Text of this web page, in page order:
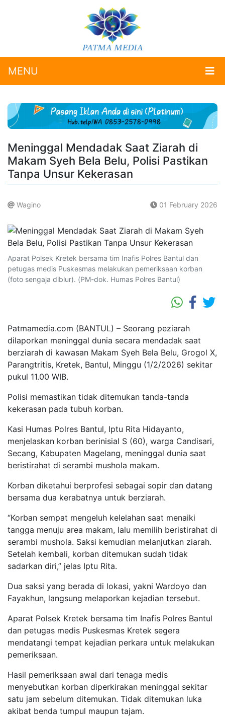
MENU
Meninggal Mendadak Saat Ziarah di
Makam Syeh Bela Belu, Polisi Pastikan
Tanpa Unsur Kekerasan
Wagino 01 February 2026
Aparat Polsek Kretek bersama tim Inafis Polres Bantul dan
petugas medis Puskesmas melakukan pemeriksaan korban
(foto sengaja diblur). (PM-dok. Humas Polres Bantul)
Patmamedia.com (BANTUL) – Seorang peziarah
dilaporkan meninggal dunia secara mendadak saat
berziarah di kawasan Makam Syeh Bela Belu, Grogol X,
Parangtritis, Kretek, Bantul, Minggu (1/2/2026) sekitar
pukul 11.00 WIB.
Polisi memastikan tidak ditemukan tanda-tanda
kekerasan pada tubuh korban.
Kasi Humas Polres Bantul, Iptu Rita Hidayanto,
menjelaskan korban berinisial S (60), warga Candisari,
Secang, Kabupaten Magelang, meninggal dunia saat
beristirahat di serambi mushola makam.
Korban diketahui berprofesi sebagai sopir dan datang
bersama dua kerabatnya untuk berziarah.
“Korban sempat mengeluh kelelahan saat menaiki
tangga menuju area makam, lalu memilih beristirahat di
serambi mushola. Saksi kemudian melanjutkan ziarah.
Setelah kembali, korban ditemukan sudah tidak
sadarkan diri,” jelas Iptu Rita.
Dua saksi yang berada di lokasi, yakni Wardoyo dan
Fayakhun, langsung melaporkan kejadian tersebut.
Aparat Polsek Kretek bersama tim Inafis Polres Bantul
dan petugas medis Puskesmas Kretek segera
mendatangi tempat kejadian perkara untuk melakukan
pemeriksaan.
Hasil pemeriksaan awal dari tenaga medis
menyebutkan korban diperkirakan meninggal sekitar
satu jam sebelum ditemukan. Tidak ditemukan luka
akibat benda tumpul maupun tajam.